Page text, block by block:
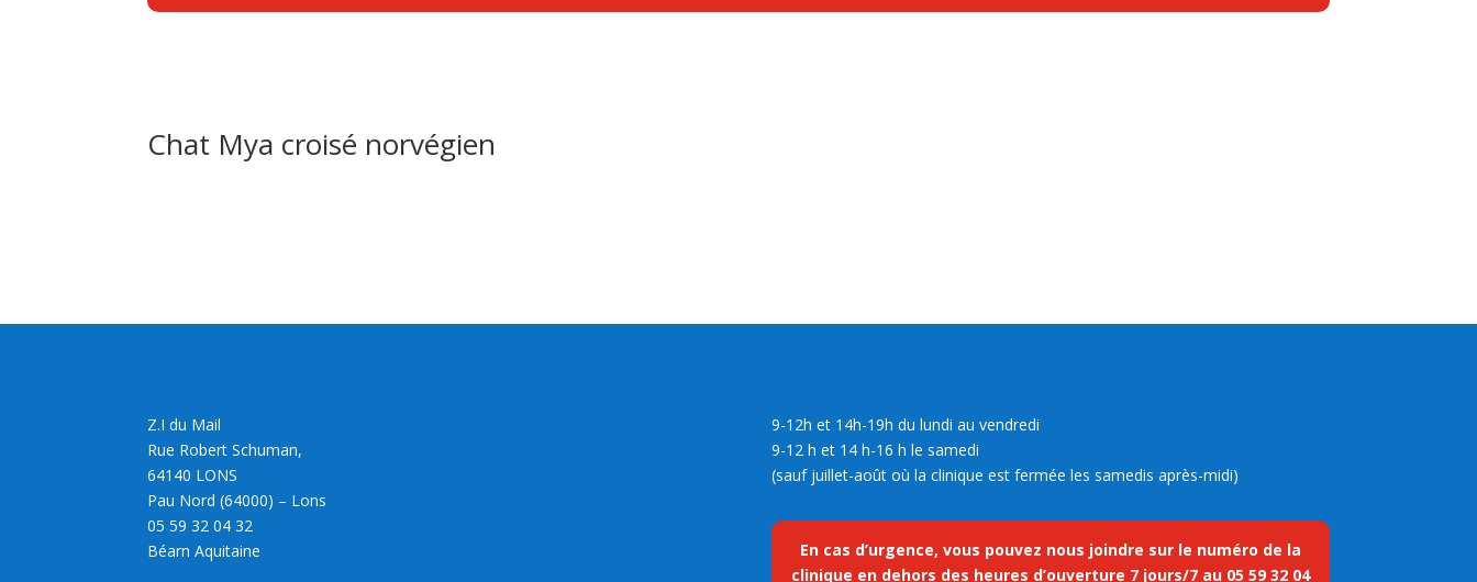
Chat Mya croisé norvégien
Z.I du Mail
Rue Robert Schuman,
64140 LONS
Pau Nord (64000) – Lons
05 59 32 04 32
Béarn Aquitaine
9-12h et 14h-19h du lundi au vendredi
9-12 h et 14 h-16 h le samedi
(sauf juillet-août où la clinique est fermée les samedis après-midi)
En cas d’urgence, vous pouvez nous joindre sur le numéro de la
clinique en dehors des heures d’ouverture 7 jours/7 au 05 59 32 04